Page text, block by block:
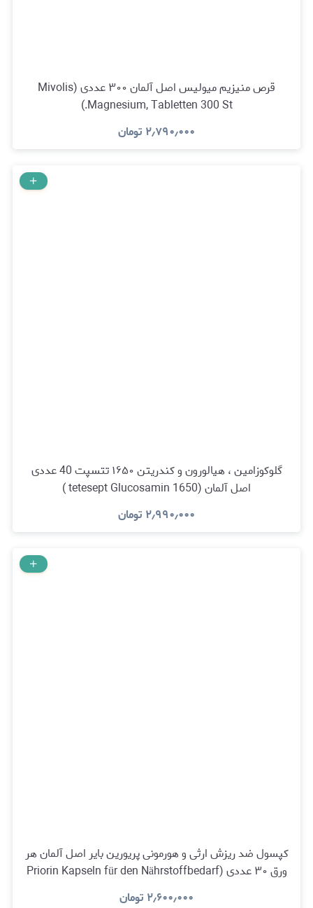
قرص منیزیم میولیس اصل آلمان ۳۰۰ عددی (Mivolis
Magnesium, Tabletten 300 St.)
۲٫۷۹۰٫۰۰۰ تومان
گلوکوزامین ، هیالورون و کندریتن ۱۶۵۰ تتسپت 40 عددی
اصل آلمان (tetesept Glucosamin 1650 )
۲٫۹۹۰٫۰۰۰ تومان
کپسول ضد ریزش ارثی و هورمونی پریورین بایر اصل آلمان هر
ورق ۳۰ عددی (Priorin Kapseln für den Nährstoffbedarf
der Haarwurzel)
۲٫۶۰۰٫۰۰۰ تومان